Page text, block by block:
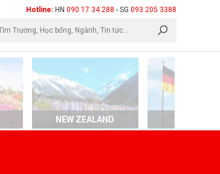
Hotline: HN 090 17 34 288 - SG 093 205 3388
NEW ZEALAND